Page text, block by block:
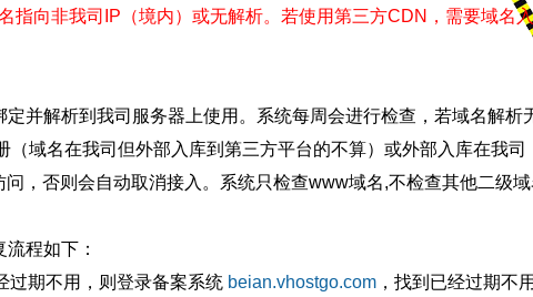
指向非我司IP（境内）或无解析。若使用第三方CDN，需要域名
并解析到我司服务器上使用。系统每周会进行检查，若域名解析
域名在我司但外部入库到第三方平台的不算）或外部入库在我司
，否则会自动取消接入。系统只检查www域名,不检查其他二级域
程如下：
过期不用，则登录备案系统 beian.vhostgo.com ，找到已经过期不